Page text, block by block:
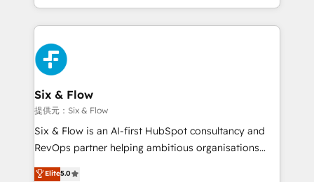
relationships with customers - Make better
decisions with data - Find a new voice and reach
more people - Get the most out of your HubSpot
investment
so selling and actually engaging with your customers
feels easy and pain-free. We are a top ranked
HubSpot Elite Partner, winner of Rookie of the Year
and Customer First Awards, 4.9/5 rating in HubSpot
Reviews and 4.9/5 rating in Clutch Reviews. Digifianz
helps the following industries: logistics & 3PL, home
improvement & construction, branding and
commercialization, real estate, health, education,
SaaS, Software Dev & IT and consulting, make the
the United States, EU, UAE, Mexico and Latin
Six & Flow
提供元：Six & Flow
Six & Flow is an AI-first HubSpot consultancy and
RevOps partner helping ambitious organisations
grow with clarity, confidence, and intelligence.
Elite5.0